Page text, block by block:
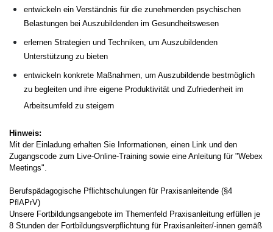
entwickeln ein Verständnis für die zunehmenden psychischen
Belastungen bei Auszubildenden im Gesundheitswesen
erlernen Strategien und Techniken, um Auszubildenden
Unterstützung zu bieten
entwickeln konkrete Maßnahmen, um Auszubildende bestmöglich
zu begleiten und ihre eigene Produktivität und Zufriedenheit im
Arbeitsumfeld zu steigern
Hinweis:
Mit der Einladung erhalten Sie Informationen, einen Link und den
Zugangscode zum Live-Online-Training sowie eine Anleitung für "Webex
Meetings".
Berufspädagogische Pflichtschulungen für Praxisanleitende (§4
PflAPrV)
Unsere Fortbildungsangebote im Themenfeld Praxisanleitung erfüllen je
8 Stunden der Fortbildungsverpflichtung für Praxisanleiter/-innen gemäß